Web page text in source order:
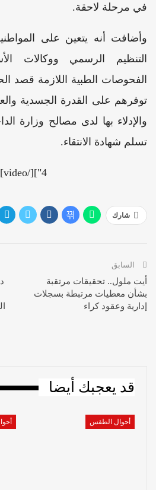
في مرحلة لاحقة.
وأضافت أنه يتعين على
التنظيم الرسمي ووكالات
الفحوصات الطبية اللازمة قصد
توفرهم على القدرة الجسدية
والإدلاء بها لدى مصالح وزارة
تسلم شهادة الانتقاء.
4"][/video]
شارك
السابق
أيت ملول.. تحقيقات مرتقبة
بشأن معطيات مرتبطة بسجلات
إدارية وعقود كراء
قد يعجبك أيضا
أحوال الطقس